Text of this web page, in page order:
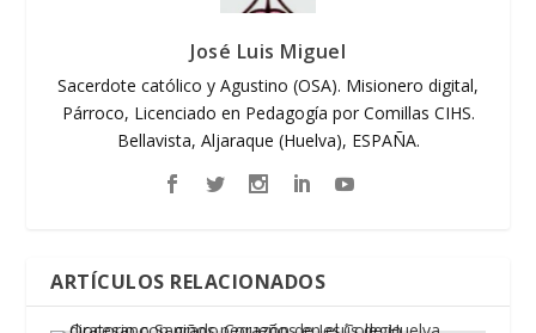
José Luis Miguel
Sacerdote católico y Agustino (OSA). Misionero digital,
Párroco, Licenciado en Pedagogía por Comillas CIHS.
Bellavista, Aljaraque (Huelva), ESPAÑA.
ARTÍCULOS RELACIONADOS